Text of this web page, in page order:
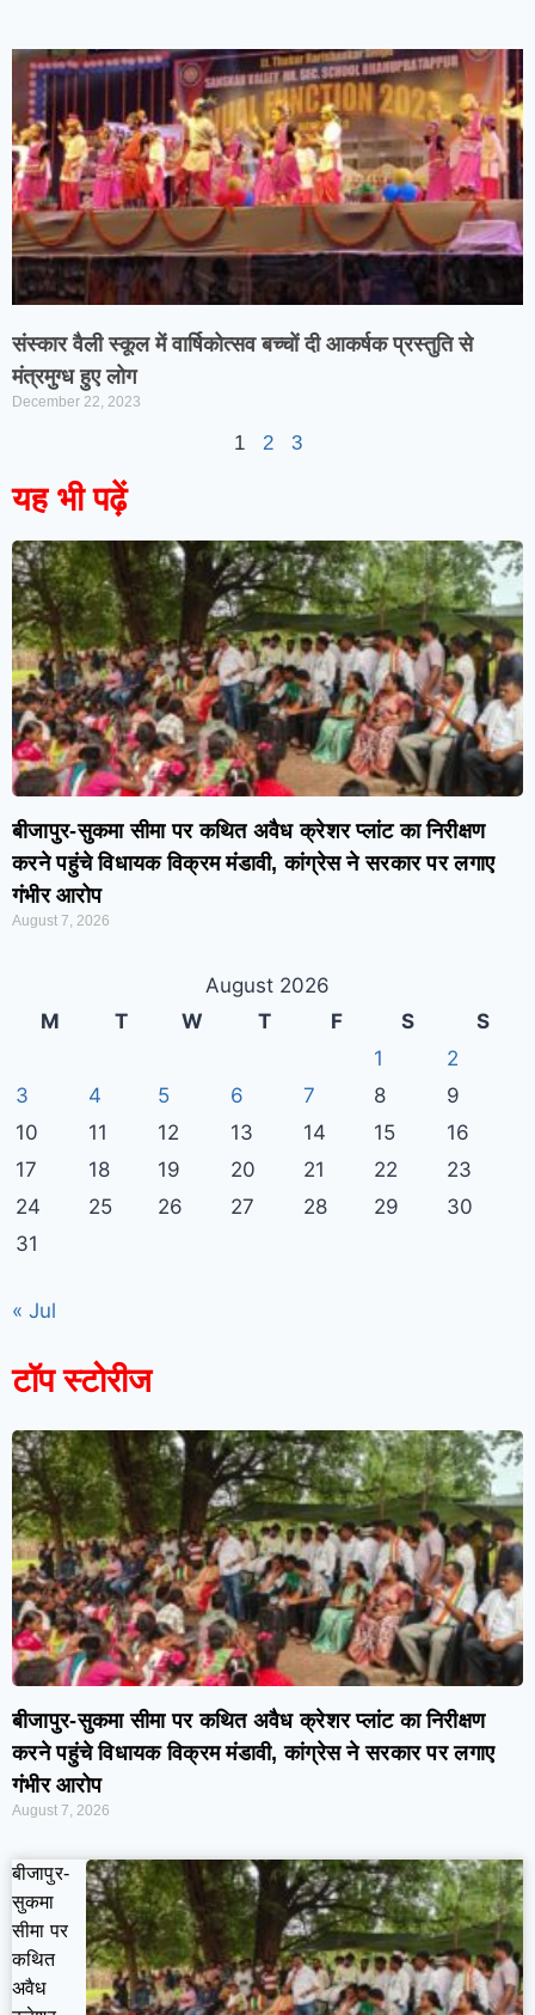
संस्कार वैली स्कूल में वार्षिकोत्सव बच्चों दी आकर्षक प्रस्तुति से
मंत्रमुग्ध हुए लोग
December 22, 2023
1 2 3
यह भी पढ़ें
बीजापुर-सुकमा सीमा पर कथित अवैध क्रेशर प्लांट का निरीक्षण
करने पहुंचे विधायक विक्रम मंडावी, कांग्रेस ने सरकार पर लगाए
गंभीर आरोप
August 7, 2026
August 2026
M
T W T F S
S
1
2
3
4 5 6 7 8
9
10
11 12 13 14 15
16
17
18 19 20 21 22
23
24
25 26 27 28 29
30
31
« Jul
टॉप स्टोरीज
बीजापुर-सुकमा सीमा पर कथित अवैध क्रेशर प्लांट का निरीक्षण
करने पहुंचे विधायक विक्रम मंडावी, कांग्रेस ने सरकार पर लगाए
गंभीर आरोप
August 7, 2026
बीजापुर-
सुकमा
सीमा पर
कथित
अवैध